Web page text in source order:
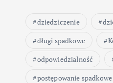
dziedziczenie
długi spadkowe
odpowiedzialność
postępowanie spadkowe